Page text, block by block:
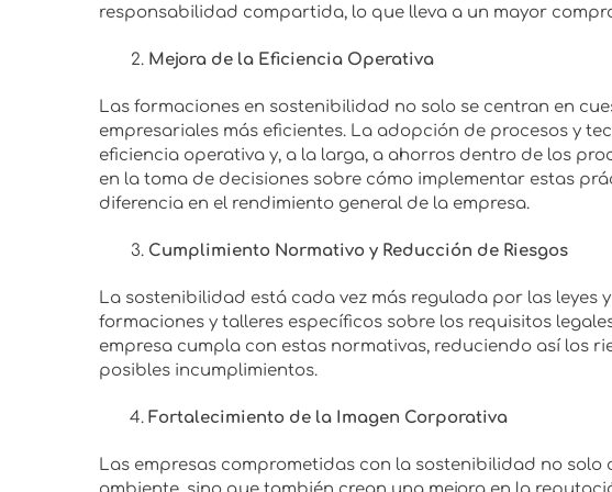
responsabilidad compartida, lo que lleva a un mayor
Mejora de la Eficiencia Operativa
Las formaciones en sostenibilidad no solo se centran en
empresariales más eficientes. La adopción de procesos y
eficiencia operativa y, a la larga, a ahorros dentro de los
en la toma de decisiones sobre cómo implementar estas
diferencia en el rendimiento general de la empresa.
Cumplimiento Normativo y Reducción de Riesgos
La sostenibilidad está cada vez más regulada por las leyes
formaciones y talleres específicos sobre los requisitos
empresa cumpla con estas normativas, reduciendo así los
posibles incumplimientos.
Fortalecimiento de la Imagen Corporativa
Las empresas comprometidas con la sostenibilidad no